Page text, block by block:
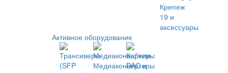
Крепеж
19 и
аксессуары
Активное оборудование
Медиаконвертеры